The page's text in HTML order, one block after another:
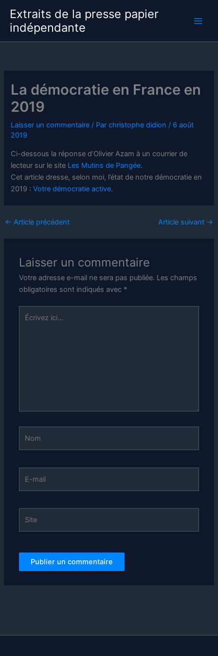
contenu
Extraits de la presse papier
indépendante
La démocratie en France en
2019
Laisser un commentaire / Parchristophe didion / 6 août
2019
Ci-dessous la réponse d’Olivier Azam à un courrier de
lecteur sur le site Les Mutins de Pangée.
Cet article dresse, selon moi, l’état de notre démocratie en
2019 :Votre démocratie active.
← Article précédent Article suivant →
Laisser un commentaire
Votre adresse e-mail ne sera pas publiée. Les champs
obligatoires sont indiqués avec *
Écrivez
ici…
mail